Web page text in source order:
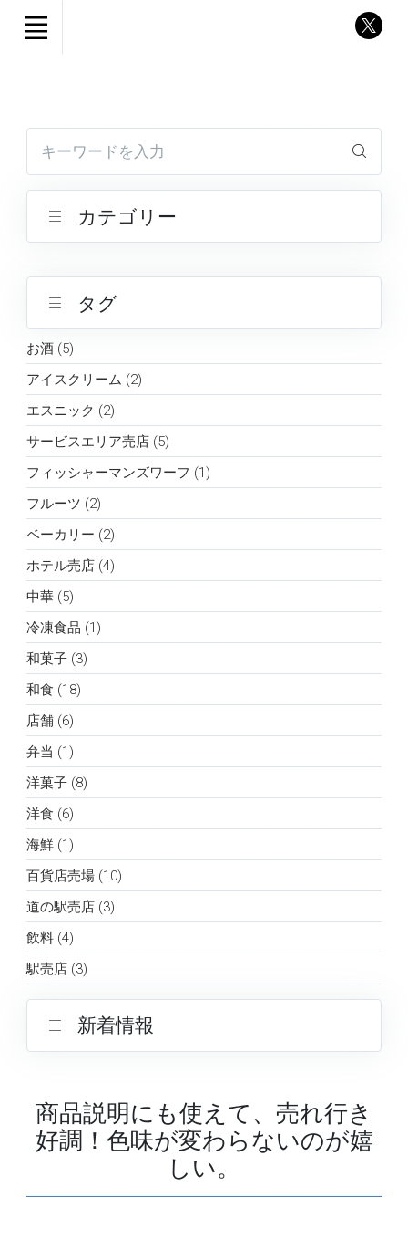
商品説明にも使えて、売れ行き
好調！色味が変わらないのが嬉
しい。
キーワードを入力
カテゴリー
タグ
お酒 (5)
アイスクリーム (2)
エスニック (2)
サービスエリア売店 (5)
フィッシャーマンズワーフ (1)
フルーツ (2)
ベーカリー (2)
ホテル売店 (4)
中華 (5)
冷凍食品 (1)
和菓子 (3)
和食 (18)
店舗 (6)
弁当 (1)
洋菓子 (8)
洋食 (6)
海鮮 (1)
百貨店売場 (10)
道の駅売店 (3)
飲料 (4)
駅売店 (3)
新着情報